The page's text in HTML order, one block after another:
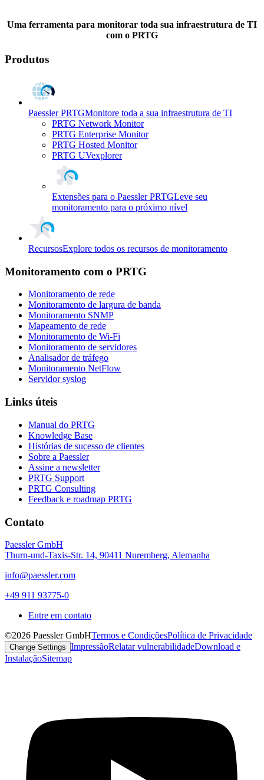
Uma ferramenta para monitorar toda sua infraestrutura de TI
com o PRTG
Produtos
Paessler PRTGMonitore toda a sua infraestrutura de TI
PRTG Network Monitor
PRTG Enterprise Monitor
PRTG Hosted Monitor
PRTG UVexplorer
Extensões para o Paessler PRTGLeve seu
monitoramento para o próximo nível
RecursosExplore todos os recursos de monitoramento
Monitoramento com o PRTG
Monitoramento de rede
Monitoramento de largura de banda
Monitoramento SNMP
Mapeamento de rede
Monitoramento de Wi-Fi
Monitoramento de servidores
Analisador de tráfego
Monitoramento NetFlow
Servidor syslog
Links úteis
Manual do PRTG
Knowledge Base
Histórias de sucesso de clientes
Sobre a Paessler
Assine a newsletter
PRTG Support
PRTG Consulting
Feedback e roadmap PRTG
Contato
Paessler GmbH
Thurn-und-Taxis-Str. 14, 90411 Nuremberg, Alemanha
info@paessler.com
+49 911 93775-0
Entre em contato
©2026 Paessler GmbHTermos e CondiçõesPolítica de Privacidade
Change Settings ImpressãoRelatar vulnerabilidadeDownload e
InstalaçãoSitemap